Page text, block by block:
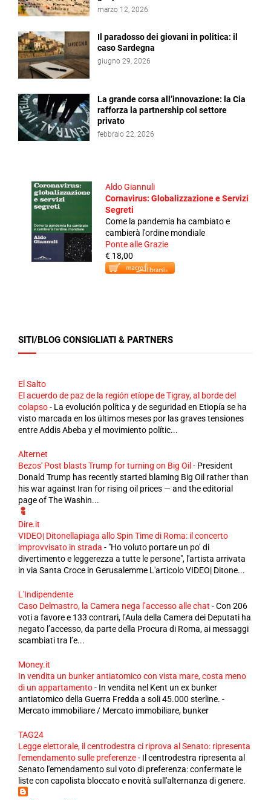
marzo 12, 2026
Il paradosso dei giovani in politica: il
caso Sardegna
giugno 29, 2026
La grande corsa all’innovazione: la Cia
rafforza la partnership col settore
privato
febbraio 22, 2026
Aldo Giannuli
Cornavirus: Globalizzazione e Servizi
Segreti
Come la pandemia ha cambiato e
cambierà l'ordine mondiale
Ponte alle Grazie
€ 18,00
SITI/BLOG CONSIGLIATI & PARTNERS
El Salto
El acuerdo de paz de la región etíope de Tigray, al borde del
colapso- La evolución política y de seguridad en Etiopía se ha
visto marcada en los últimos meses por las graves tensiones
entre Addis Abeba y el movimiento polític...
Alternet
Bezos' Post blasts Trump for turning on Big Oil - President
Donald Trump has recently started blaming Big Oil rather than
his war against Iran for rising oil prices — and the editorial
page of The Washin...
Dire.it
VIDEO| Ditonellapiaga allo Spin Time di Roma: il concerto
improvvisato in strada - "Ho voluto portare un po’ di
divertimento e leggerezza a tutte le persone", l'artista arrivata
in via Santa Croce in Gerusalemme L'articolo VIDEO| Ditone...
L'Indipendente
Caso Delmastro, la Camera nega l’accesso alle chat -Con 206
voti a favore e 133 contrari, l’Aula della Camera dei Deputati ha
negato l’accesso, da parte della Procura di Roma, ai messaggi
scambiati tra l’e...
Money.it
In vendita un bunker antiatomico con vista mare, costa meno
di un appartamento- In vendita nel Kent un ex bunker
antiatomico della Guerra Fredda a soli 45.000 sterline. -
Mercato immobiliare / Mercato immobiliare, bunker
TAG24
Legge elettorale, il centrodestra ci riprova al Senato: ripresenta
l'emendamento sulle preferenze- Il centrodestra ripresenta al
Senato l'emendamento sul voto di preferenza: confermate le
liste con capolista bloccato e novità sull'alternanza di genere.